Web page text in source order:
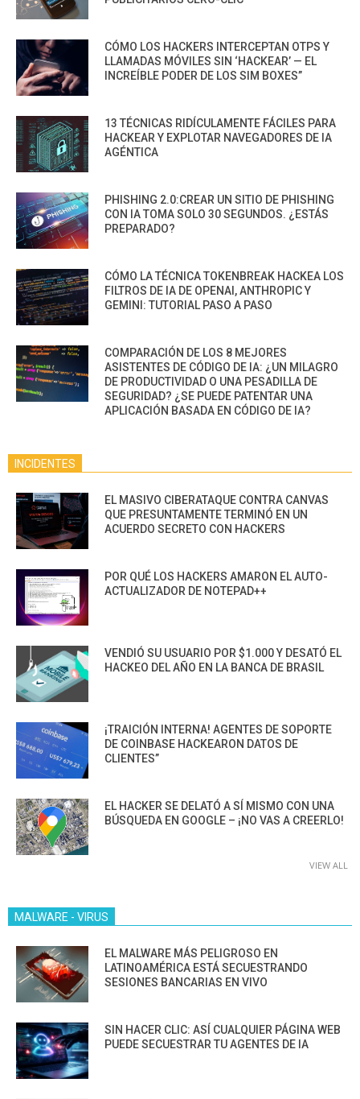
CÓMO LOS HACKERS INTERCEPTAN OTPS Y
LLAMADAS MÓVILES SIN ‘HACKEAR’ — EL
INCREÍBLE PODER DE LOS SIM BOXES”
13 TÉCNICAS RIDÍCULAMENTE FÁCILES PARA
HACKEAR Y EXPLOTAR NAVEGADORES DE IA
AGÉNTICA
PHISHING 2.0:CREAR UN SITIO DE PHISHING
CON IA TOMA SOLO 30 SEGUNDOS. ¿ESTÁS
PREPARADO?
CÓMO LA TÉCNICA TOKENBREAK HACKEA LOS
FILTROS DE IA DE OPENAI, ANTHROPIC Y
GEMINI: TUTORIAL PASO A PASO
COMPARACIÓN DE LOS 8 MEJORES
ASISTENTES DE CÓDIGO DE IA: ¿UN MILAGRO
DE PRODUCTIVIDAD O UNA PESADILLA DE
SEGURIDAD? ¿SE PUEDE PATENTAR UNA
APLICACIÓN BASADA EN CÓDIGO DE IA?
INCIDENTES
EL MASIVO CIBERATAQUE CONTRA CANVAS
QUE PRESUNTAMENTE TERMINÓ EN UN
ACUERDO SECRETO CON HACKERS
POR QUÉ LOS HACKERS AMARON EL AUTO-
ACTUALIZADOR DE NOTEPAD++
VENDIÓ SU USUARIO POR $1.000 Y DESATÓ EL
HACKEO DEL AÑO EN LA BANCA DE BRASIL
¡TRAICIÓN INTERNA! AGENTES DE SOPORTE
DE COINBASE HACKEARON DATOS DE
CLIENTES”
EL HACKER SE DELATÓ A SÍ MISMO CON UNA
BÚSQUEDA EN GOOGLE – ¡NO VAS A CREERLO!
VIEW ALL
MALWARE - VIRUS
EL MALWARE MÁS PELIGROSO EN
LATINOAMÉRICA ESTÁ SECUESTRANDO
SESIONES BANCARIAS EN VIVO
SIN HACER CLIC: ASÍ CUALQUIER PÁGINA WEB
PUEDE SECUESTRAR TU AGENTES DE IA